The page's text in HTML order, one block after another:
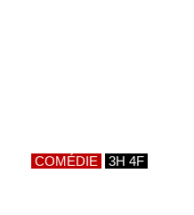
COMÉDIE 3H 4F